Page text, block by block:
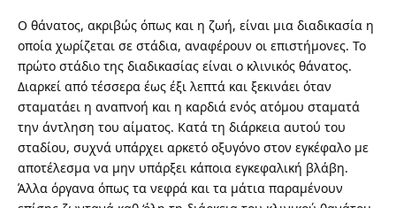
Ο θάνατος, ακριβώς όπως και η ζωή, είναι μια διαδικασία η
οποία χωρίζεται σε στάδια, αναφέρουν οι επιστήμονες. Το
πρώτο στάδιο της διαδικασίας είναι ο κλινικός θάνατος.
Διαρκεί από τέσσερα έως έξι λεπτά και ξεκινάει όταν
σταματάει η αναπνοή και η καρδιά ενός ατόμου σταματά
την άντληση του αίματος. Κατά τη διάρκεια αυτού του
σταδίου, συχνά υπάρχει αρκετό οξυγόνο στον εγκέφαλο με
αποτέλεσμα να μην υπάρξει κάποια εγκεφαλική βλάβη.
Άλλα όργανα όπως τα νεφρά και τα μάτια παραμένουν